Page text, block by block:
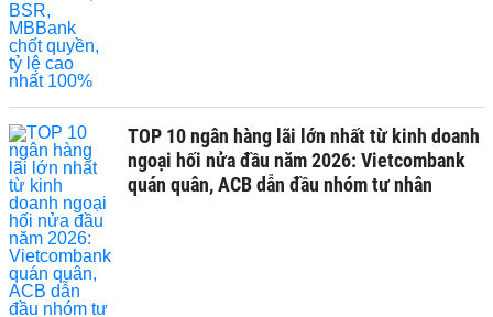
TOP 10 ngân hàng lãi lớn nhất từ kinh doanh
ngoại hối nửa đầu năm 2026: Vietcombank
quán quân, ACB dẫn đầu nhóm tư nhân